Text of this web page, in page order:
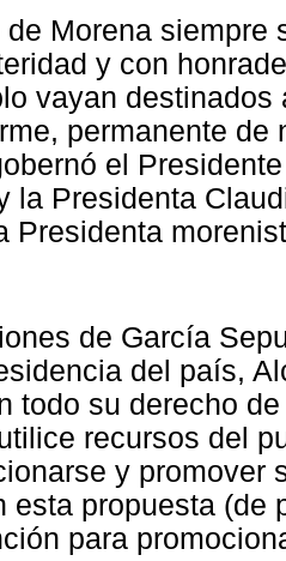
Morena siempre
y con
vayan destinados
permanente de
el
la Presidenta
Presidenta
de García
del país,
todo su derecho
recursos del
y promover
esta propuesta (de
para